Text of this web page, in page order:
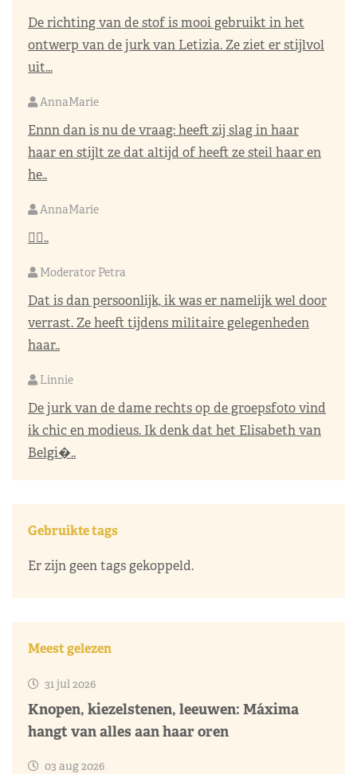
De richting van de stof is mooi gebruikt in het
ontwerp van de jurk van Letizia. Ze ziet er stijlvol
uit...
AnnaMarie
Ennn dan is nu de vraag: heeft zij slag in haar
haar en stijlt ze dat altijd of heeft ze steil haar en
he..
AnnaMarie
👌🏼..
Moderator Petra
Dat is dan persoonlijk, ik was er namelijk wel door
verrast. Ze heeft tijdens militaire gelegenheden
haar..
Linnie
De jurk van de dame rechts op de groepsfoto vind
ik chic en modieus. Ik denk dat het Elisabeth van
Belgi�..
Gebruikte tags
Er zijn geen tags gekoppeld.
Meest gelezen
31 jul 2026
Knopen, kiezelstenen, leeuwen: Máxima
hangt van alles aan haar oren
03 aug 2026